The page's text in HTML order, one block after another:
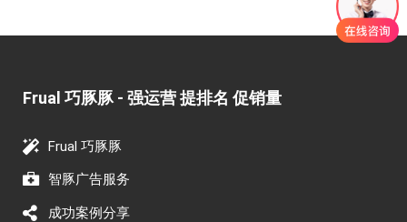
Frual 巧豚豚 - 强运营 提排名 促销量​
Frual 巧豚豚
智豚广告服务
成功案例分享